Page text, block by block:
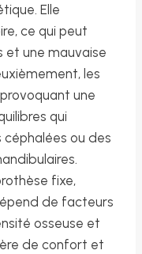
Elle
ce qui peut
et une mauvaise
les
une
qui
ou des
fixe,
de facteurs
osseuse et
de confort et